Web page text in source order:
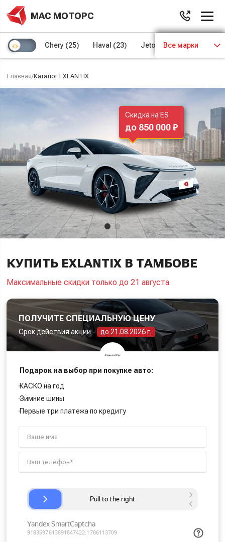
МАС МОТОРС
Chery (25) Haval (23) Jetour (8) Kaiyi (4)
Все марки
Главная/Каталог EXLANTIX
КУПИТЬ EXLANTIX В ТАМБОВЕ
Максимальные скидки только до 21 августа
ПОЛУЧИТЕ СПЕЦИАЛЬНУЮ ЦЕНУ
Срок действия акции - до 21.08.2026 г.
Подарок на выбор при покупке авто:
КАСКО на год
Зимние шины
Первые три платежа по кредиту
Скидка на ES
до 850 000 ₽